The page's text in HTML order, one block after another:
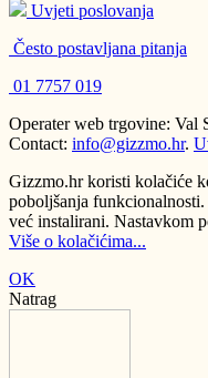
Uvjeti poslovanja
Često postavljana pitanja
01 7757 019
Operater web trgovine: Val
Contact: info@gizzmo.hr.
Gizzmo.hr koristi kolačiće
poboljšanja
već instalirani. Nastavkom
Više o kolačićima...
OK
Natrag